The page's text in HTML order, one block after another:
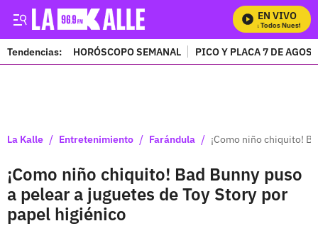
EN VIVO
Mira Todos Nuestros
Tendencias: HORÓSCOPO SEMANAL PICO Y PLACA 7 DE
La Kalle / Entretenimiento / Farándula / ¡Como niño chiquito!
¡Como niño chiquito! Bad Bunny puso
a pelear a juguetes de Toy Story por
papel higiénico